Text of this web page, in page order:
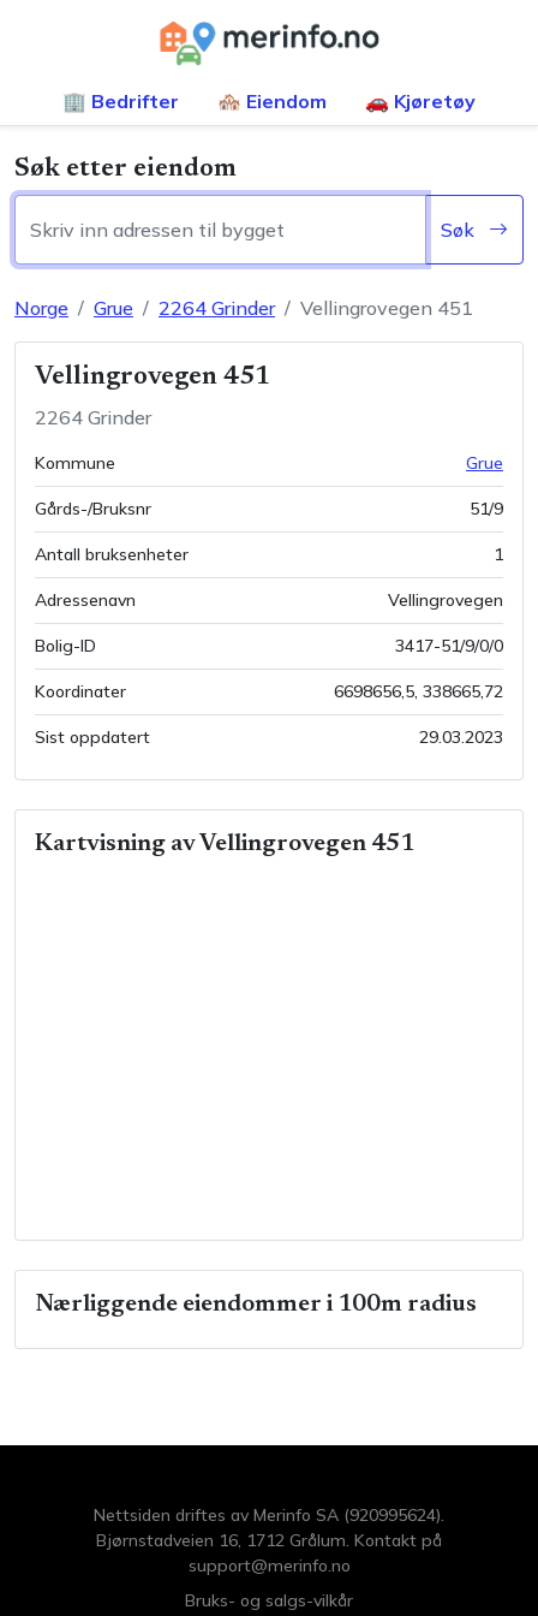
🏢 Bedrifter 🏘️ Eiendom 🚗 Kjøretøy
Søk etter eiendom
Søk
Norge Grue 2264 Grinder Vellingrovegen 451
Vellingrovegen 451
2264 Grinder
Kommune Grue
Gårds-/Bruksnr 51/9
Antall bruksenheter 1
Adressenavn Vellingrovegen
Bolig-ID 3417-51/9/0/0
Koordinater 6698656,5, 338665,72
Sist oppdatert 29.03.2023
Kartvisning av Vellingrovegen 451
Nærliggende eiendommer i 100m radius
Nettsiden driftes av Merinfo SA (920995624).
Bjørnstadveien 16, 1712 Grålum. Kontakt på
support@merinfo.no
Bruks- og salgs-vilkår